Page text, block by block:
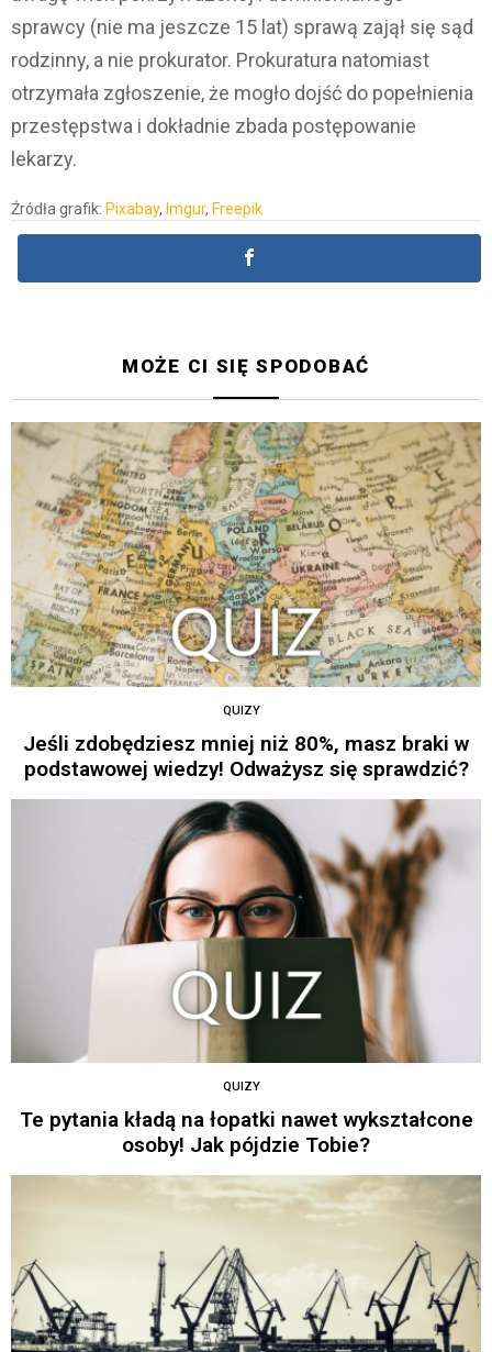
sprawcy (nie ma jeszcze 15 lat) sprawą zajął się sąd
rodzinny, a nie prokurator. Prokuratura natomiast
otrzymała zgłoszenie, że mogło dojść do popełnienia
przestępstwa i dokładnie zbada postępowanie
lekarzy.
Źródła grafik: Pixabay, Imgur, Freepik
MOŻE CI SIĘ SPODOBAĆ
QUIZY
Jeśli zdobędziesz mniej niż 80%, masz braki w
podstawowej wiedzy! Odważysz się sprawdzić?
QUIZY
Te pytania kładą na łopatki nawet wykształcone
osoby! Jak pójdzie Tobie?